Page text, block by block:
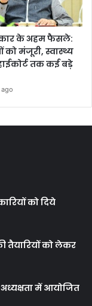
के अहम फैसले:
को मंजूरी, स्वास्थ्य
तक कई बड़े
को दिये
तैयारियों को लेकर
में आयोजित